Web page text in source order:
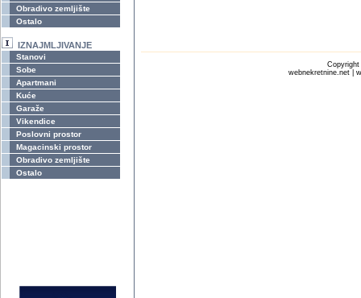
Obradivo zemljište
Ostalo
IZNAJMLJIVANJE
Stanovi
Sobe
Apartmani
Kuće
Garaže
Vikendice
Poslovni prostor
Magacinski prostor
Obradivo zemljište
Ostalo
webnekretnine.net |